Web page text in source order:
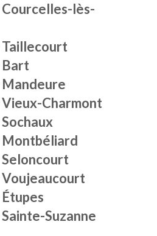
Courcelles-lès-
Taillecourt
Bart
Mandeure
Vieux-Charmont
Sochaux
Montbéliard
Seloncourt
Voujeaucourt
Étupes
Sainte-Suzanne